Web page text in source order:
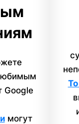
Google
могут